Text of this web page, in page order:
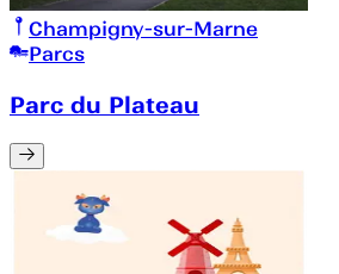
Champigny-sur-Marne
Parcs
Parc du Plateau